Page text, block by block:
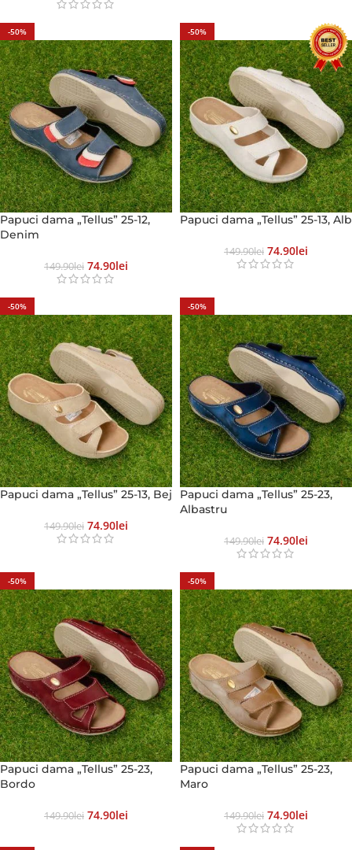
-50%
Papuci dama „Tellus” 25-12,
Denim
149.90Lei 74.90Lei
-50%
Papuci dama „Tellus” 25-13, Alb
149.90Lei 74.90Lei
-50%
Papuci dama „Tellus” 25-13, Bej
149.90Lei 74.90Lei
-50%
Papuci dama „Tellus” 25-23,
Albastru
149.90Lei 74.90Lei
-50%
Papuci dama „Tellus” 25-23,
Bordo
149.90Lei 74.90Lei
-50%
Papuci dama „Tellus” 25-23,
Maro
149.90Lei 74.90Lei